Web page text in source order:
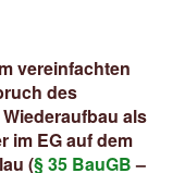
vereinfachten
des
als
im EG auf dem
(§ 35 BauGB–